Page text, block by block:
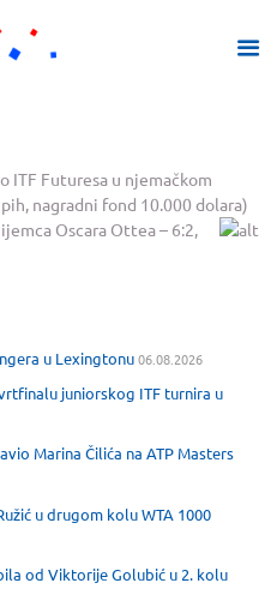
ITF Futuresa u njemačkom
nagradni fond 10.000 dolara)
Oscara Ottea – 6:2,
u Lexingtonu06.08.2026
juniorskog ITF turnira u
Marina Čilića na ATP Masters
u drugom kolu WTA 1000
od Viktorije Golubić u 2. kolu